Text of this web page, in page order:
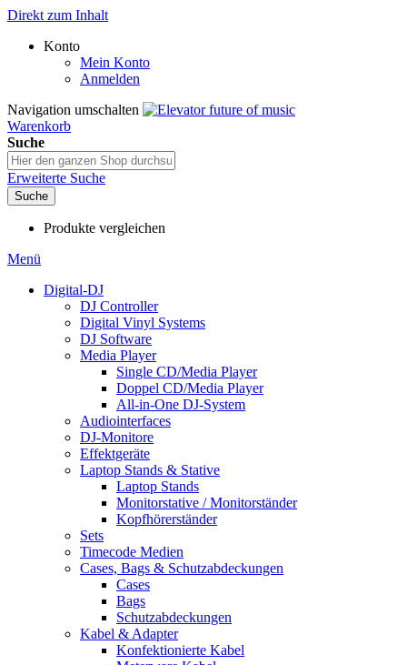
Direkt zum Inhalt
Konto
Mein Konto
Anmelden
Navigation umschalten
Warenkorb
Suche
Erweiterte Suche
Suche
Produkte vergleichen
Menü
Digital-DJ
DJ Controller
Digital Vinyl Systems
DJ Software
Media Player
Single CD/Media Player
Doppel CD/Media Player
All-in-One DJ-System
Audiointerfaces
DJ-Monitore
Effektgeräte
Laptop Stands & Stative
Laptop Stands
Monitorstative / Monitorständer
Kopfhörerständer
Sets
Timecode Medien
Cases, Bags & Schutzabdeckungen
Cases
Bags
Schutzabdeckungen
Kabel & Adapter
Konfektionierte Kabel